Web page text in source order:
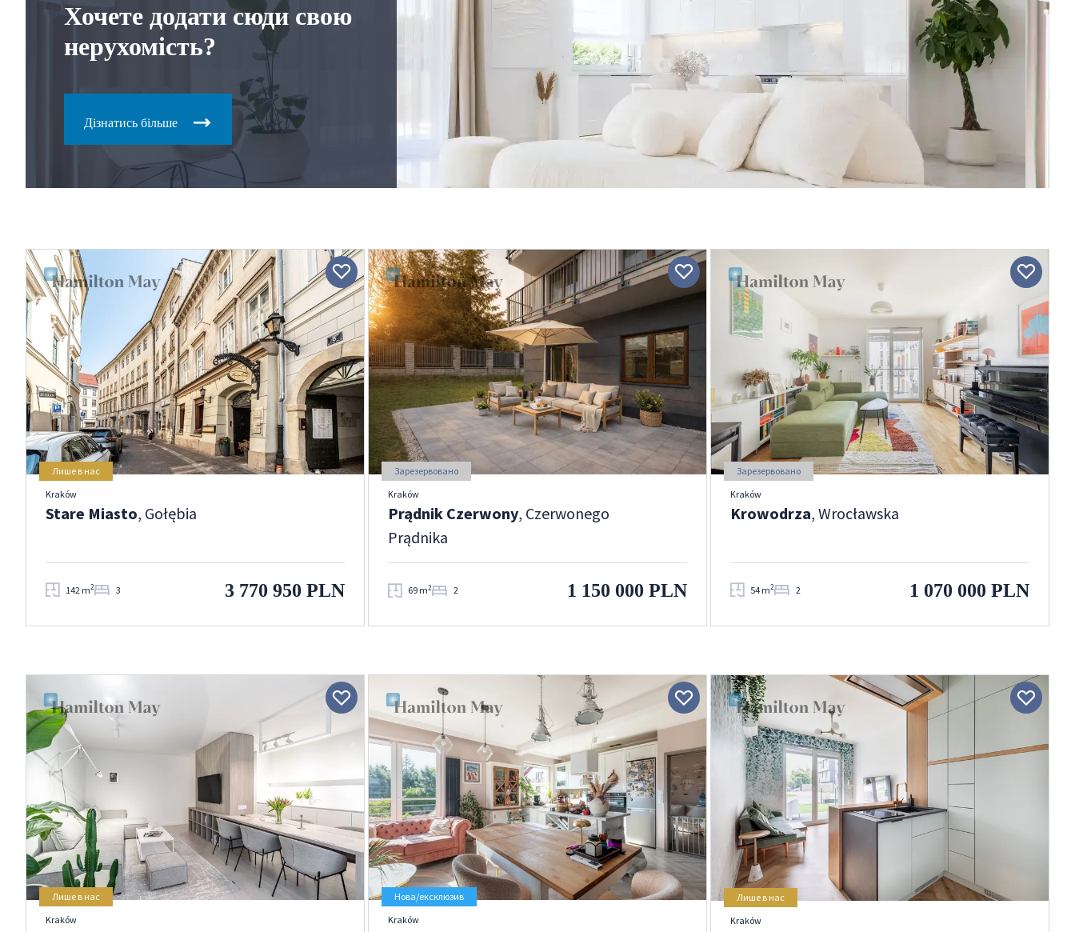
Хочете додати сюди свою
нерухомість?
Дізнатись більше
Лише в нас
Kraków
Stare Miasto, Gołębia
142 m2 3 3 770 950 PLN
Зарезервовано
Kraków
Prądnik Czerwony, Czerwonego
Prądnika
69 m2 2 1 150 000 PLN
Зарезервовано
Kraków
Krowodrza, Wrocławska
54 m2 2 1 070 000 PLN
Лише в нас
Kraków
Нова/ексклюзив
Kraków
Лише в нас
Kraków